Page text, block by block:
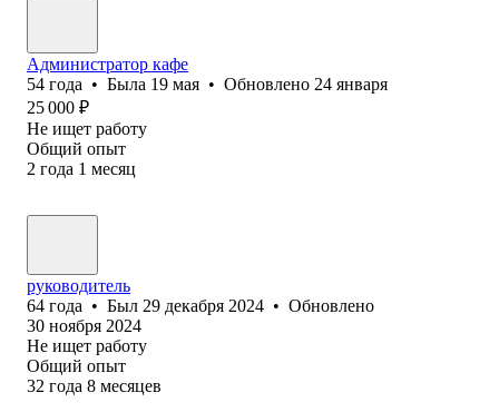
Администратор кафе
54 года • Была 19 мая • Обновлено 24 января
25 000 ₽
Не ищет работу
Общий опыт
2 года 1 месяц
руководитель
64 года • Был 29 декабря 2024 • Обновлено
30 ноября 2024
Не ищет работу
Общий опыт
32 года 8 месяцев